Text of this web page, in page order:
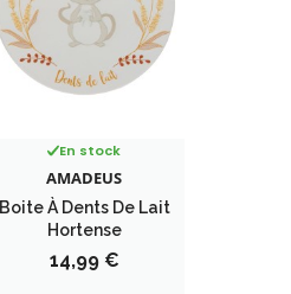
En stock
AMADEUS
Boite À Dents De Lait
Hortense
Prix
14,99 €